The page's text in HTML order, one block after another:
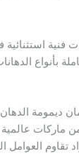
فنية استثنائية
بأنواع
ديمومة الدهان
ماركات
تقاوم العوامل